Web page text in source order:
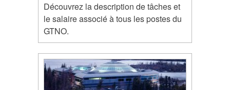
Découvrez la description de tâches et
le salaire associé à tous les postes du
GTNO.